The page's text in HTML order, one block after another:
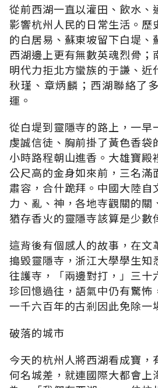
從前西湖一直以灌田、飲水、
影響杭州人民的日常生活。歷
的白居易、蘇東坡留下白堤、
西湖邊上更有無數英魂烈骨；
明代力拒北方蠻族的于謙、近
秋瑾、章炳麟；西湖聯絡了
運。
從白堤到靈隱寺的路上，一早
虔誠信徒、胸前掛了黃色香袋
小時路程朝山進香。大雄寶殿
公尺高的金身如來前，三名滿
肅容，合什跪拜。中國大陸自
力、亂、神，各地寺觀關的關
猶存香火的靈隱寺該算是少數
這背後有個感人的故事，在文
搗毀靈隱寺，浙江大學學生知
往護寺，「兩邊對打，」三十
珍回憶過往，語氣中仍有驚怖
一千六百年的古剎因此免除一
破落的城市
今天的杭州人將西湖看成寶，
何名城差，就連國際大都會上